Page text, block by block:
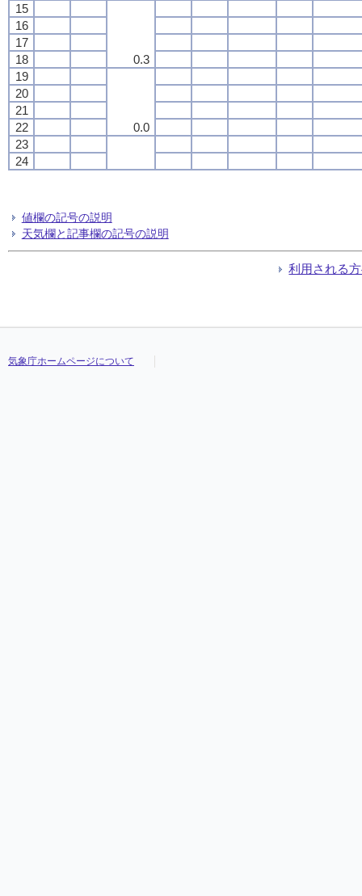
15
0.3
16
17
18
19
0.0
20
21
22
23
24
値欄の記号の説明
天気欄と記事欄の記号の説明
利用される
気象庁ホームページについて